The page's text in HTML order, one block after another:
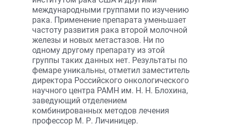
международными группами по изучению
рака. Применение препарата уменьшает
частоту развития рака второй молочной
железы и новых метастазов. Ни по
одному другому препарату из этой
группы таких данных нет. Результаты по
фемаре уникальны, отметил заместитель
директора Российского онкологического
научного центра РАМН им. Н. Н. Блохина,
заведующий отделением
комбинированных методов лечения
профессор М. Р. Личиницер.